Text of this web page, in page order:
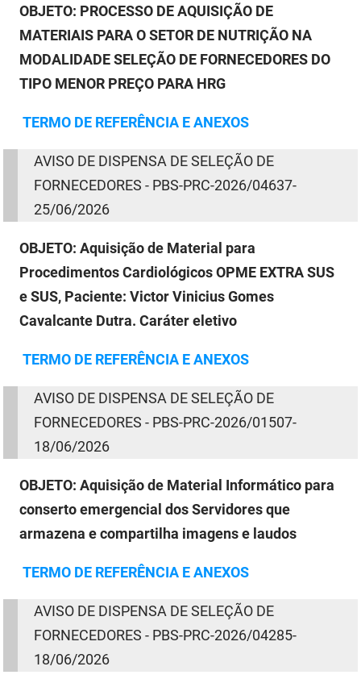
OBJETO: PROCESSO DE AQUISIÇÃO DE
MATERIAIS PARA O SETOR DE NUTRIÇÃO NA
MODALIDADE SELEÇÃO DE FORNECEDORES DO
TIPO MENOR PREÇO PARA HRG
TERMO DE REFERÊNCIA E ANEXOS
AVISO DE DISPENSA DESELEÇÃO DE
FORNECEDORES - PBS-PRC-2026/04637-
25/06/2026
OBJETO: Aquisição de Material para
Procedimentos Cardiológicos OPME EXTRA SUS
e SUS, Paciente: Victor Vinicius Gomes
Cavalcante Dutra. Caráter eletivo
TERMO DE REFERÊNCIA E ANEXOS
AVISO DE DISPENSA DESELEÇÃO DE
FORNECEDORES - PBS-PRC-2026/01507-
18/06/2026
OBJETO: Aquisição de Material Informático para
conserto emergencial dos Servidores que
armazena e compartilha imagens e laudos
TERMO DE REFERÊNCIA E ANEXOS
AVISO DE DISPENSA DESELEÇÃO DE
FORNECEDORES - PBS-PRC-2026/04285-
18/06/2026